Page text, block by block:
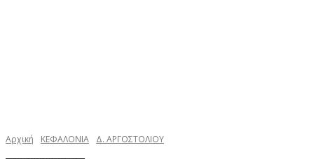
Αρχική ΚΕΦΑΛΟΝΙΑ Δ. ΑΡΓΟΣΤΟΛΙΟΥ